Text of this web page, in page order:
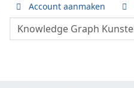
Account aanmaken